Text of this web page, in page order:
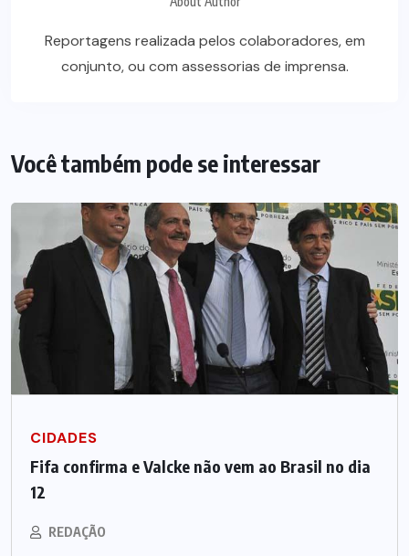
Reportagens realizada pelos colaboradores, em
conjunto, ou com assessorias de imprensa.
Você também pode se interessar
CIDADES
Fifa confirma e Valcke não vem ao Brasil no dia
12
REDAÇÃO